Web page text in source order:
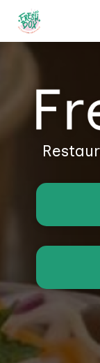
contenu
principal